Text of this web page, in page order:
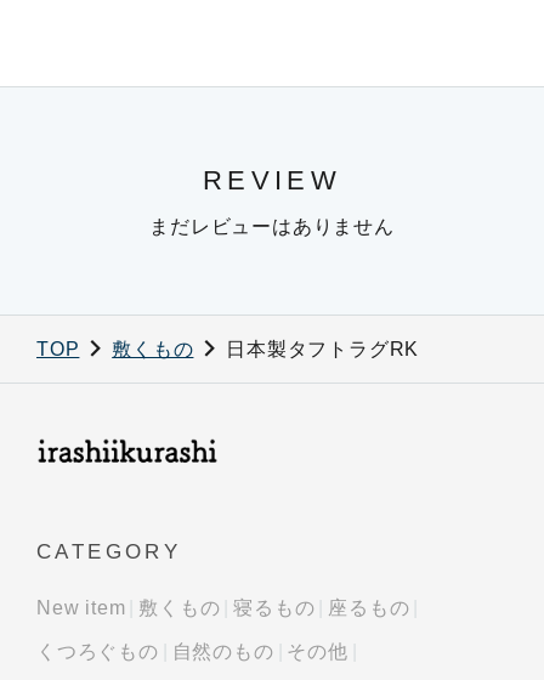
REVIEW
まだレビューはありません
TOP 敷くもの 日本製タフトラグRK
CATEGORY
New item 敷くもの 寝るもの 座るもの
くつろぐもの 自然のもの その他